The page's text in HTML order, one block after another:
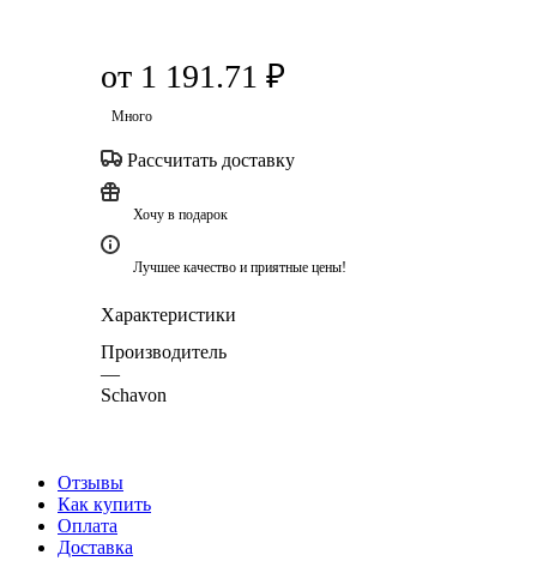
от 1 191.71 ₽
Много
Рассчитать доставку
Хочу в подарок
Лучшее качество и приятные цены!
Характеристики
Производитель
—
Schavon
Отзывы
Как купить
Оплата
Доставка